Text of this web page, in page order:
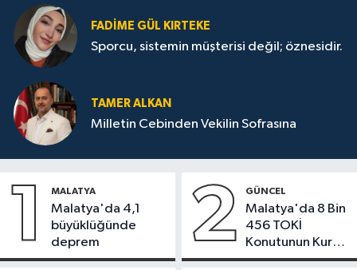
FADIME GÜL KIRTEKE
Sporcu, sistemin müşterisi değil; öznesidir.
TAMER ALKAN
Milletin Cebinden Vekilin Sofrasına
1 MALATYA
Malatya'da 4,1
büyüklüğünde
deprem
2 GÜNCEL
Malatya'da 8 Bin
456 TOKİ
Konutunun Kurası
Bugün Çekiliyor